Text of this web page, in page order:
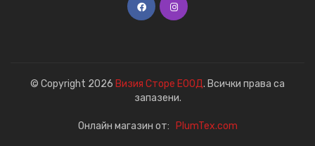
© Copyright 2026 Визия Сторе ЕООД. Всички права са
запазени.
Онлайн магазин от: PlumTex.com